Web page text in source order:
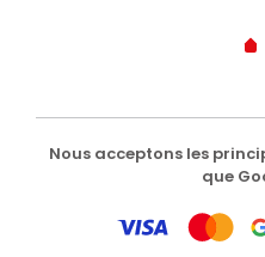
Nous acceptons les
que